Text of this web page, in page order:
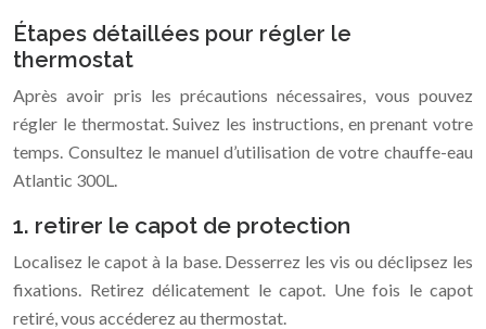
Étapes détaillées pour régler le
thermostat
Après avoir pris les précautions nécessaires, vous pouvez
régler le thermostat. Suivez les instructions, en prenant votre
temps. Consultez le manuel d’utilisation de votre chauffe-eau
Atlantic 300L.
1. retirer le capot de protection
Localisez le capot à la base. Desserrez les vis ou déclipsez les
fixations. Retirez délicatement le capot. Une fois le capot
retiré, vous accéderez au thermostat.